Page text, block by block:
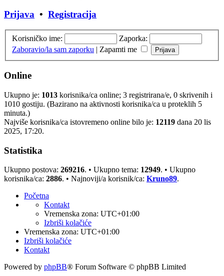
Prijava • Registracija
Korisničko ime:
Zaporka:
Zaboravio/la sam zaporku | Zapamti me
Online
Ukupno je: 1013 korisnika/ca online; 3 registrirana/e, 0 skrivenih i
1010 gostiju. (Bazirano na aktivnosti korisnika/ca u proteklih 5
minuta.)
Najviše korisnika/ca istovremeno online bilo je: 12119 dana 20 lis
2025, 17:20.
Statistika
Ukupno postova: 269216. • Ukupno tema: 12949. • Ukupno
korisnika/ca: 2886. • Najnoviji/a korisnik/ca: Kruno89.
Početna
Kontakt
Vremenska zona: UTC+01:00
Izbriši kolačiće
Vremenska zona: UTC+01:00
Izbriši kolačiće
Kontakt
Powered by phpBB® Forum Software © phpBB Limited